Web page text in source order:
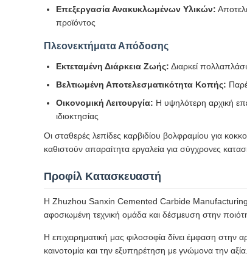
Επεξεργασία Ανακυκλωμένων Υλικών:
προϊόντος
Πλεονεκτήματα Απόδοσης
Εκτεταμένη Διάρκεια Ζωής: Διαρκεί
Βελτιωμένη Αποτελεσματικότητα Κοπής:
Οικονομική Λειτουργία: Η υψηλότερη αρχική
ιδιοκτησίας
Οι σταθερές λεπίδες καρβιδίου βολφραμίου για
καθιστούν απαραίτητα εργαλεία για σύγχρονες
Προφίλ Κατασκευαστή
Η Zhuzhou Sanxin Cemented Carbide Manufacturing
αφοσιωμένη τεχνική ομάδα και δέσμευση στην
Η επιχειρηματική μας φιλοσοφία δίνει έμφαση
καινοτομία και την εξυπηρέτηση με γνώμονα την αξία.